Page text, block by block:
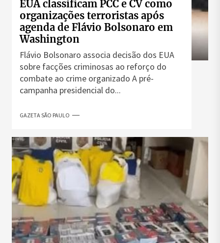
EUA classificam PCC e CV como
organizações terroristas após
agenda de Flávio Bolsonaro em
Washington
Flávio Bolsonaro associa decisão dos EUA
sobre facções criminosas ao reforço do
combate ao crime organizado A pré-
campanha presidencial do...
GAZETA SÃO PAULO